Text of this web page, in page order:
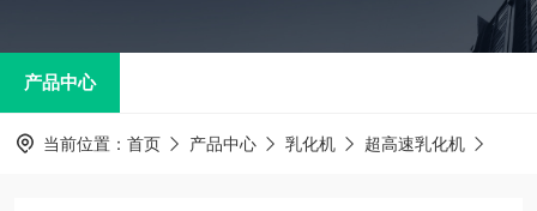
产品中心
当前位置： 首页 产品中心 乳化机 超高速乳化机